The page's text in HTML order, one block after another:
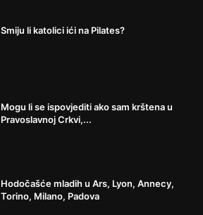
Smiju li katolici ići na Pilates?
Mogu li se ispovjediti ako sam krštena u
Pravoslavnoj Crkvi,...
Hodočašće mladih u Ars, Lyon, Annecy,
Torino, Milano, Padova